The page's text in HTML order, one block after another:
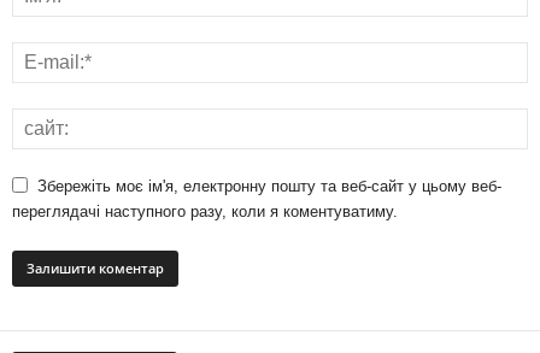
Збережіть моє ім'я, електронну пошту та веб-сайт у цьому веб-
переглядачі наступного разу, коли я коментуватиму.